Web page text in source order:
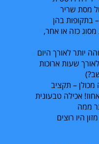
מסת שריר
בהן
כזה או אחר,
יותר לאורך היום
שעות ארוכות
– תקציב
החודשי שלי ירד ב-70 אחוז! אכילה טבעונית
ממה
היו רוצים